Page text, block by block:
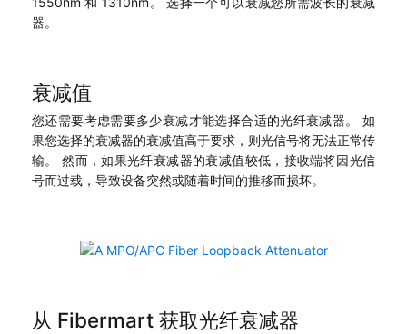
器。
衰减值
您还需要考虑需要多少衰减才能选择合适的光纤衰减器。 如
果您选择的衰减器的衰减值高于要求，则光信号将无法正常传
输。 然而，如果光纤衰减器的衰减值较低，接收端将因光信
号而过载，导致设备突然或随着时间的推移而损坏。
从 Fibermart 获取光纤衰减器